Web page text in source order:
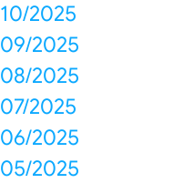
10/2025
09/2025
08/2025
07/2025
06/2025
05/2025